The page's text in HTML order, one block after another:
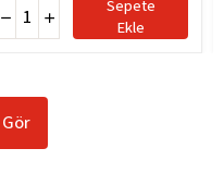
Sepete
Ekle